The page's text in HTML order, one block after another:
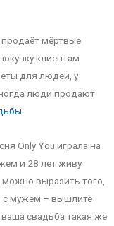
мёртвые
клиентам
для людей, у
люди продают
Only You играла на
и 28 лет живу
выразить того,
с мужем – вышлите
свадьба такая же